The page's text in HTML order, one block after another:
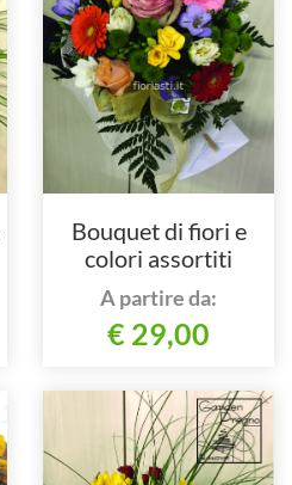
Bouquet di fiori e
colori assortiti
A partire da:
€ 29,00